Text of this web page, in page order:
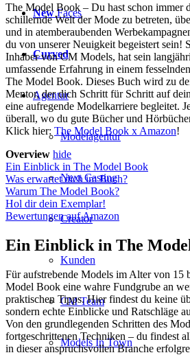
NewFaces
Curved
Agentur
Modelagentur
Next Casting
Creator
Kunden
CM Team
Models In Town
The Model Book – Du hast schon immer
schillernde Welt der Mode zu betreten,
und in atemberaubenden
du von unserer Neuigkeit begeistert sein!
Inhaber von CM Models, hat sein
umfassende Erfahrung in einem
The Model Book. Dieses Buch wird zu
Mentor, der dich Schritt für Schritt auf
eine aufregende Modelkarriere begleitet.
überall, wo du gute Bücher und
Klick hier: The Model Book x Amazon!
Overview hide
Ein Einblick in The Model Book
Was erwartet dich im Buch?
Warum The Model Book?
Hol dir dein Exemplar!
Bewertungen auf Amazon
Ein Einblick in The
Für aufstrebende Models im Alter von 15
Model Book eine wahre Fundgrube an
praktischen Tipps. Hier findest du keine
sondern echte Einblicke und Ratschläge
Von den grundlegenden Schritten des
fortgeschrittenen Techniken – du findest
in dieser anspruchsvollen Branche